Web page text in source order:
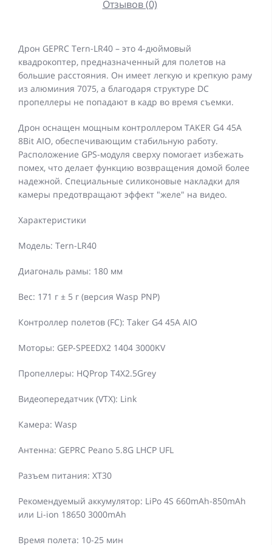
Отзывов (0)
Дрон GEPRC Tern-LR40 – это 4-дюймовый
квадрокоптер, предназначенный для полетов на
большие расстояния. Он имеет легкую и крепкую раму
из алюминия 7075, а благодаря структуре DC
пропеллеры не попадают в кадр во время съемки.
Дрон оснащен мощным контроллером TAKER G4 45A
8Bit AIO, обеспечивающим стабильную работу.
Расположение GPS-модуля сверху помогает избежать
помех, что делает функцию возвращения домой более
надежной. Специальные силиконовые накладки для
камеры предотвращают эффект "желе" на видео.
Характеристики
Модель: Tern-LR40
Диагональ рамы: 180 мм
Вес: 171 г ± 5 г (версия Wasp PNP)
Контроллер полетов (FC): Taker G4 45A AIO
Моторы: GEP-SPEEDX2 1404 3000KV
Пропеллеры: HQProp T4X2.5Grey
Видеопередатчик (VTX): Link
Камера: Wasp
Антенна: GEPRC Peano 5.8G LHCP UFL
Разъем питания: XT30
Рекомендуемый аккумулятор: LiPo 4S 660mAh-850mAh
или Li-ion 18650 3000mAh
Время полета: 10-25 мин